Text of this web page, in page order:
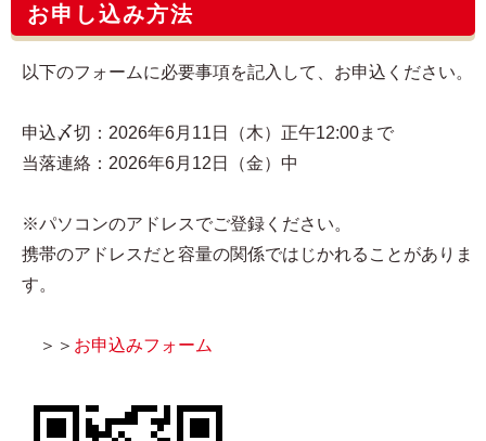
お申し込み方法
以下のフォームに必要事項を記入して、お申込ください。
申込〆切：2026年6月11日（木）正午12:00まで
当落連絡：2026年6月12日（金）中
※パソコンのアドレスでご登録ください。
携帯のアドレスだと容量の関係ではじかれることがありま
す。
＞＞ お申込みフォーム